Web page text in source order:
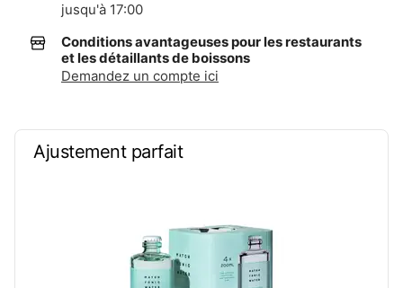
jusqu'à 17:00
Conditions avantageuses pour les restaurants
et les détaillants de boissons
Demandez un compte ici
Ajustement parfait